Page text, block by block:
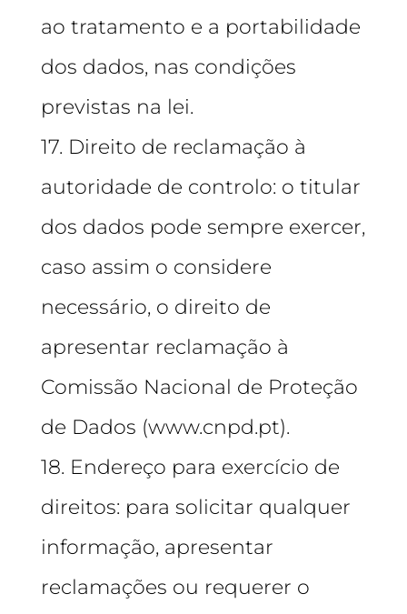
ao tratamento e a portabilidade
dos dados, nas condições
previstas na lei.
17. Direito de reclamação à
autoridade de controlo: o titular
dos dados pode sempre exercer,
caso assim o considere
necessário, o direito de
apresentar reclamação à
Comissão Nacional de Proteção
de Dados (www.cnpd.pt).
18. Endereço para exercício de
direitos: para solicitar qualquer
informação, apresentar
reclamações ou requerer o